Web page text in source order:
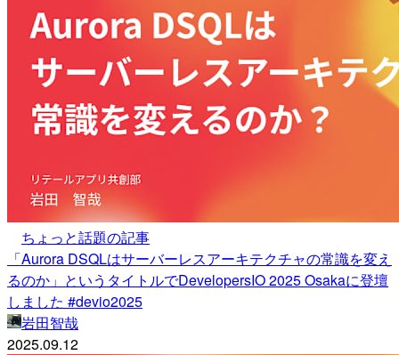
ちょっと話題の記事
「Aurora DSQLはサーバーレスアーキテクチャの常識を変え
るのか」というタイトルでDevelopersIO 2025 Osakaに登壇
しました #devio2025
岩田智哉
2025.09.12